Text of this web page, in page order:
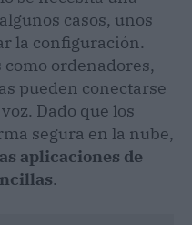
casos, unos
la configuración.
ordenadores,
pueden conectarse
Dado que los
segura en la nube,
aplicaciones de
.